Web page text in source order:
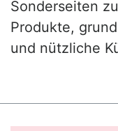
Sonderseiten
Produkte,
und nützliche